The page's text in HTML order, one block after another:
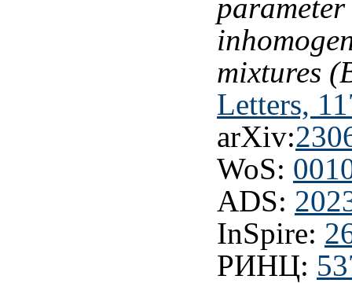
mixtures
Letters,
arXiv:
WoS:
ADS:
InSpire:
РИНЦ: